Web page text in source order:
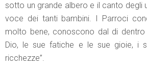
sotto un grande albero e il canto degli
voce dei tanti bambini. I Parroci
molto bene, conoscono dal di
Dio, le sue fatiche e le sue gioie, i
ricchezze”.